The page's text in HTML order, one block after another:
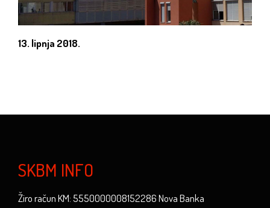
13. lipnja 2018.
SKBM INFO
Žiro račun KM: 5550000008152286 Nova Banka